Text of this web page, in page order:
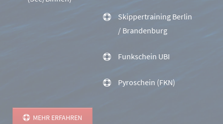
Skippertraining Berlin
/ Brandenburg
Funkschein UBI
Pyroschein (FKN)
MEHR ERFAHREN